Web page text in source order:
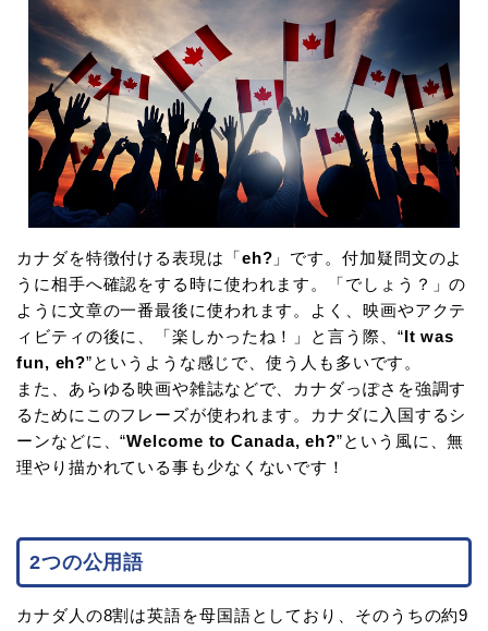
カナダを特徴付ける表現は「eh? 」です。付加疑問文のよ
うに相手へ確認をする時に使われます。「でしょう？」の
ように文章の一番最後に使われます。よく、映画やアクテ
ィビティの後に、「楽しかったね！」と言う際、“It was
fun, eh?”というような感じで、使う人も多いです。
また、あらゆる映画や雑誌などで、カナダっぽさを強調す
るためにこのフレーズが使われます。カナダに入国するシ
ーンなどに、“Welcome to Canada, eh?”という風に、無
理やり描かれている事も少なくないです！
2つの公用語
カナダ人の8割は英語を母国語としており、そのうちの約9